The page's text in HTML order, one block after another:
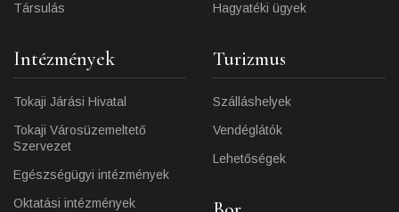
Társulás
Hagyatéki ügyek
Intézmények
Tokaji Járási Hivatal
Tokaji Városüzemeltető
Szervezet
Egészségügyi intézmények
Oktatási intézmények
Turizmus
Szálláshelyek
Vendéglátók
Lehetőségek